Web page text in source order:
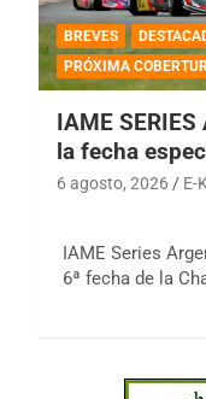
BREVES
PRÓXIMA
IAME
la fecha
6 agosto, 2026 E-
IAME Series
6ª fecha de la